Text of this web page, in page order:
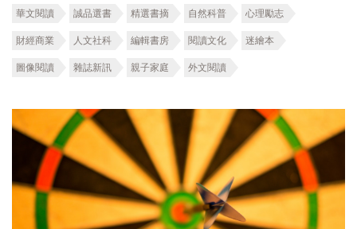
華文閱讀 誠品選書 精選書摘 自然科普 心理勵志
財經商業 人文社科 編輯書房 閱讀文化 迷繪本
圖像閱讀 雜誌新訊 親子家庭 外文閱讀